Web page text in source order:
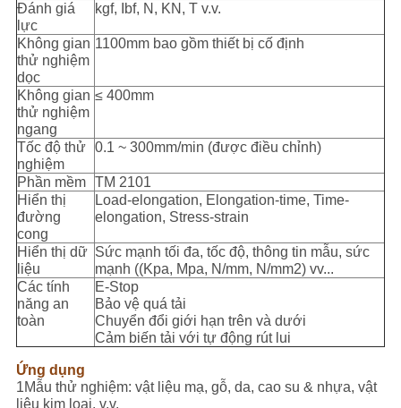
Đánh giá
lực
kgf, Ibf, N, KN, T v.v.
Không gian
thử nghiệm
dọc
1100mm bao gồm thiết bị cố định
Không gian
thử nghiệm
ngang
≤ 400mm
Tốc độ thử
nghiệm
0.1 ~ 300mm/min (được điều chỉnh)
Phần mềm TM 2101
Hiển thị
đường
cong
Load-elongation, Elongation-time, Time-
elongation, Stress-strain
Hiển thị dữ
liệu
Sức mạnh tối đa, tốc độ, thông tin mẫu, sức
mạnh ((Kpa, Mpa, N/mm, N/mm2) vv...
Các tính
năng an
toàn
E-Stop
Bảo vệ quá tải
Chuyển đổi giới hạn trên và dưới
Cảm biến tải với tự động rút lui
Ứng dụng
1Mẫu thử nghiệm: vật liệu mạ, gỗ, da, cao su & nhựa, vật
liệu kim loại, v.v.